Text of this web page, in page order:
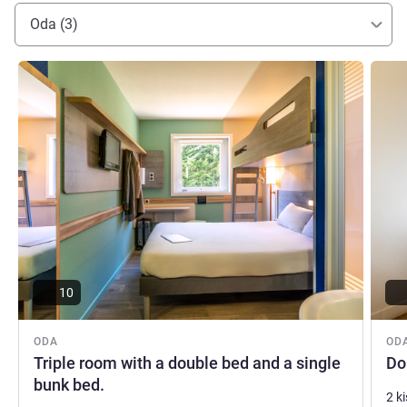
Oda (3)
ODA
Triple room with a double bed and a single
bunk bed.
Ayrıntıları göster
10
2